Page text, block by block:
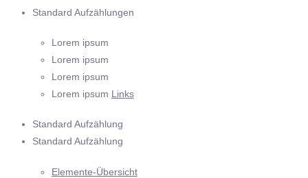
Standard Aufzählungen
Lorem ipsum
Lorem ipsum
Lorem ipsum
Lorem ipsum Links
Standard Aufzählung
Standard Aufzählung
Elemente-Übersicht